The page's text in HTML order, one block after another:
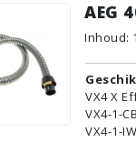
AEG
Inhoud: 1
G
VX4 X
VX4-1-
VX4-1-